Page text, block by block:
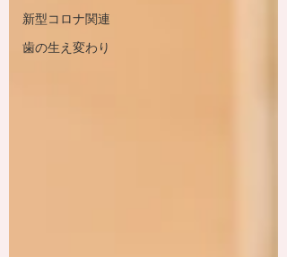
新型コロナ関連
歯の生え変わり